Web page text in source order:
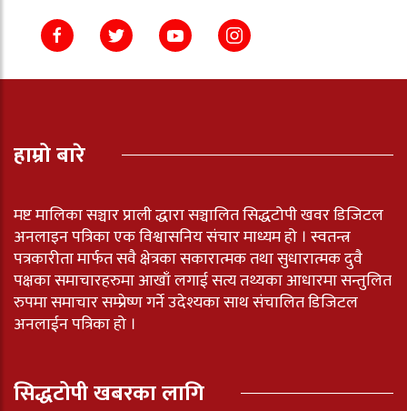
हाम्रो बारे
मष्ट मालिका सञ्चार प्राली द्धारा सञ्चालित सिद्धटोपी खवर डिजिटल
अनलाइन पत्रिका एक विश्वासनिय संचार माध्यम हो । स्वतन्त्र
पत्रकारीता मार्फत सवै क्षेत्रका सकारात्मक तथा सुधारात्मक दुवै
पक्षका समाचारहरुमा आखाँ लगाई सत्य तथ्यका आधारमा सन्तुलित
रुपमा समाचार सम्प्रेष्ण गर्ने उदेश्यका साथ संचालित डिजिटल
अनलाईन पत्रिका हो ।
सिद्धटोपी खबरका लागि